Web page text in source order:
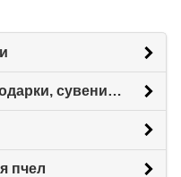
Мыло, косметика, свечи, подарки, сувениры.
пчел